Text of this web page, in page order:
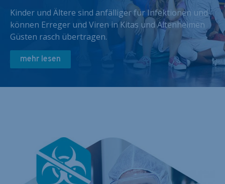
Kinder und Ältere sind anfälliger für Infektionen und
können Erreger und Viren in Kitas und Altenheimen
Güsten rasch übertragen.
mehr lesen